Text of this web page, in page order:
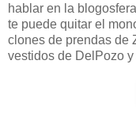
hablar en la
te puede quitar el
clones de prendas de
vestidos de DelPozo